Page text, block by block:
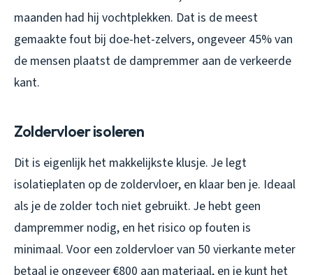
maanden had hij vochtplekken. Dat is de meest
gemaakte fout bij doe-het-zelvers, ongeveer 45% van
de mensen plaatst de dampremmer aan de verkeerde
kant.
Zoldervloer isoleren
Dit is eigenlijk het makkelijkste klusje. Je legt
isolatieplaten op de zoldervloer, en klaar ben je. Ideaal
als je de zolder toch niet gebruikt. Je hebt geen
dampremmer nodig, en het risico op fouten is
minimaal. Voor een zoldervloer van 50 vierkante meter
betaal je ongeveer €800 aan materiaal, en je kunt het